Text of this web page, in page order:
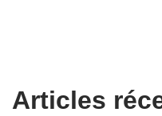
Articles